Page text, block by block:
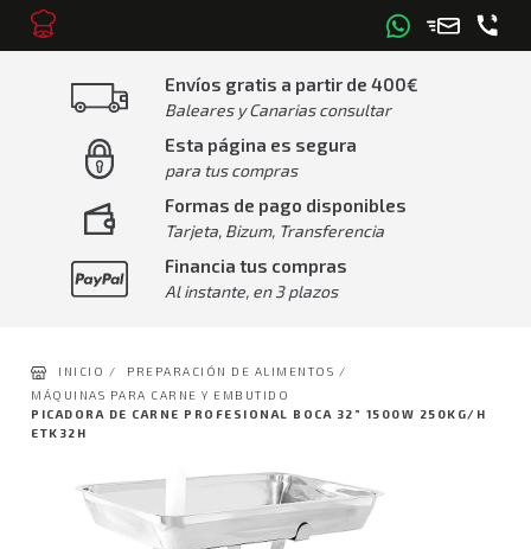
Envíos gratis a partir de 400€
Baleares y Canarias consultar
Esta página es segura
para tus compras
Formas de pago disponibles
Tarjeta, Bizum, Transferencia
Financia tus compras
Al instante, en 3 plazos
INICIO /
PREPARACIÓN DE ALIMENTOS /
MÁQUINAS PARA CARNE Y EMBUTIDO
PICADORA DE CARNE PROFESIONAL BOCA 32” 1500W 250KG/H
ETK32H